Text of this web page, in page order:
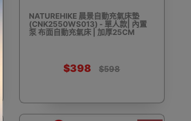
戶外充氣梳化 滑雪手套 運動保護裝備
臨時戶外帳篷攤位/展覽
NATUREHIKE 晨景自動充氣床墊
(CNK2550WS013) - 單人款| 內置
泵 布面自動充氣床 | 加厚25CM
$398 $598